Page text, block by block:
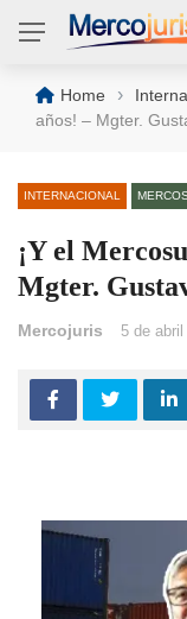
Home ›
años! – Mgter.
INTERNACIONAL
¡Y el
Mgter.
Mercojuris 5 de